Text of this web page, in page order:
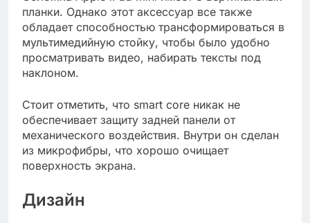
планки. Однако этот аксессуар все также
обладает способностью трансформироваться в
мультимедийную стойку, чтобы было удобно
просматривать видео, набирать тексты под
наклоном.
Стоит отметить, что smart core никак не
обеспечивает защиту задней панели от
механического воздействия. Внутри он сделан
из микрофибры, что хорошо очищает
поверхность экрана.
Дизайн